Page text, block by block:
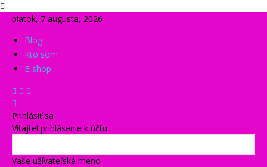
piatok, 7 augusta, 2026
Blog
Kto som
E-shop
Prihlásiť sa
Vitajte! prihlásenie k účtu
Vaše užívateľské meno